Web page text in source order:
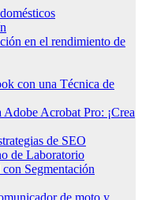
en el rendimiento de
con una Técnica de
Acrobat Pro: ¡Crea
de SEO
de Laboratorio
Segmentación